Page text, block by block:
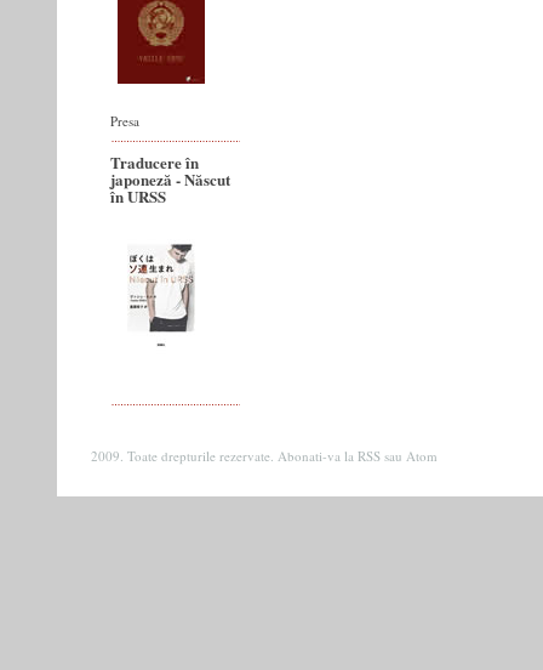
Presa
Traducere în
japoneză - Născut
în URSS
2009. Toate drepturile rezervate. Abonati-va la RSS sau Atom